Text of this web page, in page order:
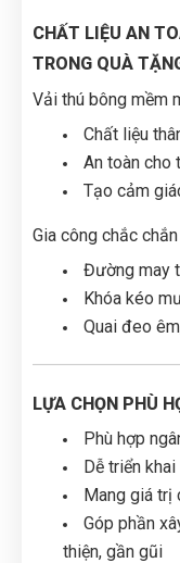
CHẤT LIỆU AN
TRONG QUÀ
Vải thú bông mềm
Chất liệu
An toàn cho
Tạo cảm
Gia công chắc chắn
Đường may
Khóa kéo
Quai đeo
LỰA CHỌN PHÙ
Phù hợp
Dễ triển
Mang giá trị
Góp phần
thiện, gần gũi